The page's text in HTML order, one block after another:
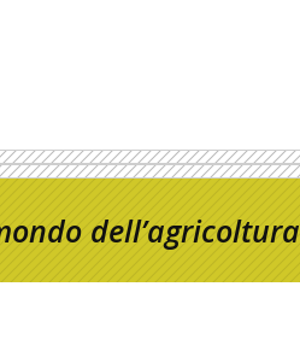
dell’agricoltura